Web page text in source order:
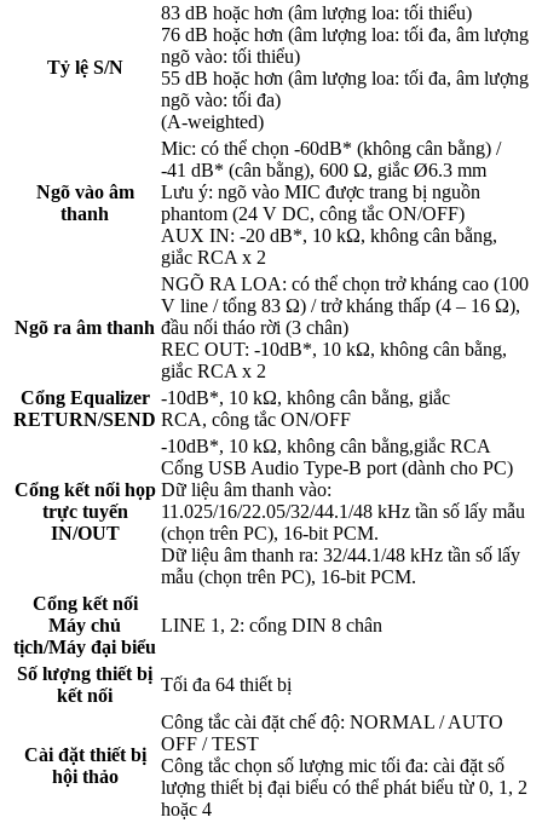
Tỷ lệ S/N
83 dB hoặc hơn (âm lượng loa: tối thiểu)
76 dB hoặc hơn (âm lượng loa: tối đa, âm lượng
ngõ vào: tối thiểu)
55 dB hoặc hơn (âm lượng loa: tối đa, âm lượng
ngõ vào: tối đa)
(A-weighted)
Ngõ vào âm
thanh
Mic: có thể chọn -60dB* (không cân bằng) /
-41 dB* (cân bằng), 600 Ω, giắc Ø6.3 mm
Lưu ý: ngõ vào MIC được trang bị nguồn
phantom (24 V DC, công tắc ON/OFF)
AUX IN: -20 dB*, 10 kΩ, không cân bằng,
giắc RCA x 2
Ngõ ra âm thanh
NGÕ RA LOA: có thể chọn trở kháng cao (100
V line / tổng 83 Ω) / trở kháng thấp (4 – 16 Ω),
đầu nối tháo rời (3 chân)
REC OUT: -10dB*, 10 kΩ, không cân bằng,
giắc RCA x 2
Cổng Equalizer
RETURN/SEND
-10dB*, 10 kΩ, không cân bằng, giắc
RCA, công tắc ON/OFF
Cổng kết nối họp
trực tuyến
IN/OUT
-10dB*, 10 kΩ, không cân bằng,giắc RCA
Cổng USB Audio Type-B port (dành cho PC)
Dữ liệu âm thanh vào:
11.025/16/22.05/32/44.1/48 kHz tần số lấy mẫu
(chọn trên PC), 16-bit PCM.
Dữ liệu âm thanh ra: 32/44.1/48 kHz tần số lấy
mẫu (chọn trên PC), 16-bit PCM.
Cổng kết nối
Máy chủ
tịch/Máy đại biểu
LINE 1, 2: cổng DIN 8 chân
Số lượng thiết bị
kết nối
Tối đa 64 thiết bị
Cài đặt thiết bị
hội thảo
Công tắc cài đặt chế độ: NORMAL / AUTO
OFF / TEST
Công tắc chọn số lượng mic tối đa: cài đặt số
lượng thiết bị đại biểu có thể phát biểu từ 0, 1, 2
hoặc 4